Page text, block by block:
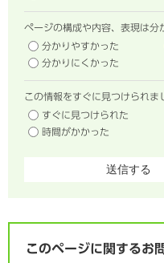
ページの構成や内容、表現は分
分かりやすかった
分かりにくかった
この情報をすぐに見つけられま
すぐに見つけられた
時間がかかった
このページに関するお